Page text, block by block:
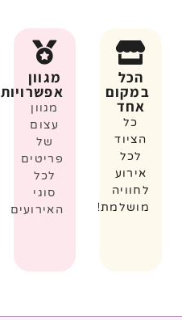
הכל
במקום
אחד
כל
הציוד
לכל
אירוע
לחוויה
מושלמת!
מגוון
אפשרויות
מגוון
עצום
של
פריטים
לכל
סוגי
האירועים